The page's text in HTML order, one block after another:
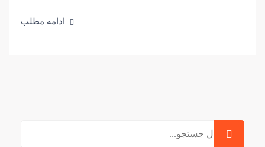
ادامه مطلب